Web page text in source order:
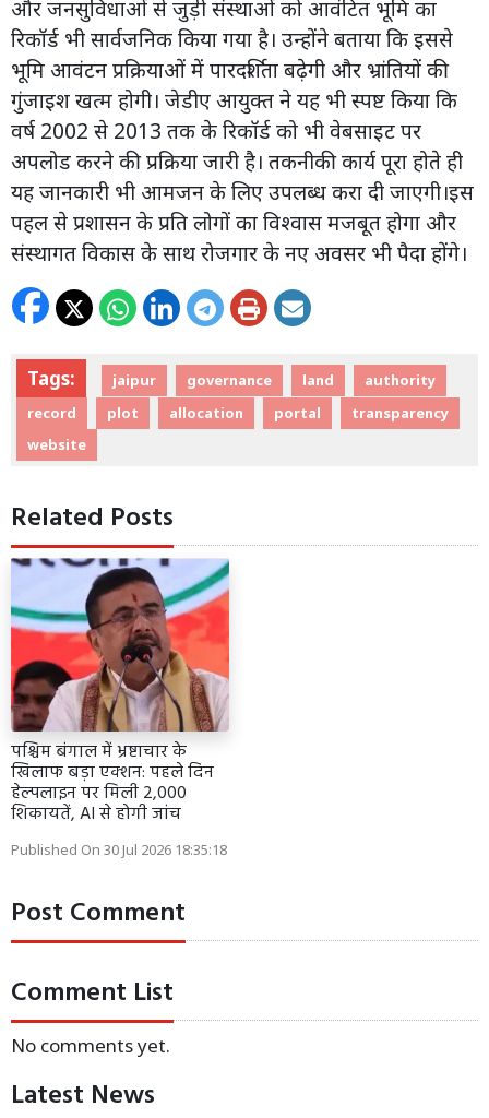
और जनसुविधाओं से जुड़ी संस्थाओं को आवंटित भूमि का
रिकॉर्ड भी सार्वजनिक किया गया है। उन्होंने बताया कि इससे
भूमि आवंटन प्रक्रियाओं में पारदर्शिता बढ़ेगी और भ्रांतियों की
गुंजाइश खत्म होगी। जेडीए आयुक्त ने यह भी स्पष्ट किया कि
वर्ष 2002 से 2013 तक के रिकॉर्ड को भी वेबसाइट पर
अपलोड करने की प्रक्रिया जारी है। तकनीकी कार्य पूरा होते ही
यह जानकारी भी आमजन के लिए उपलब्ध करा दी जाएगी।इस
पहल से प्रशासन के प्रति लोगों का विश्वास मजबूत होगा और
संस्थागत विकास के साथ रोजगार के नए अवसर भी पैदा होंगे।
Tags: jaipur governance land
authority
record
plot allocation portal
transparency
website
Related Posts
पश्चिम बंगाल में भ्रष्टाचार के
खिलाफ बड़ा एक्शन: पहले दिन
हेल्पलाइन पर मिली 2,000
शिकायतें, AI से होगी जांच
Published On 30 Jul 2026 18:35:18
Post Comment
Comment List
No comments yet.
Latest News